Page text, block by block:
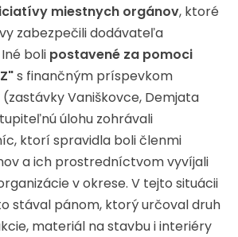
miestnych orgánov, ktoré
zabezpečili dodávateľa
boli postavené za pomoci
s finančným príspevkom
Vaniškovce, Demjata
úlohu zohrávali
ktorí spravidla boli členmi
a ich prostredníctvom vyvíjali
v okrese. V tejto situácii
stával pánom, ktorý určoval druh
materiál na stavbu i interiéry